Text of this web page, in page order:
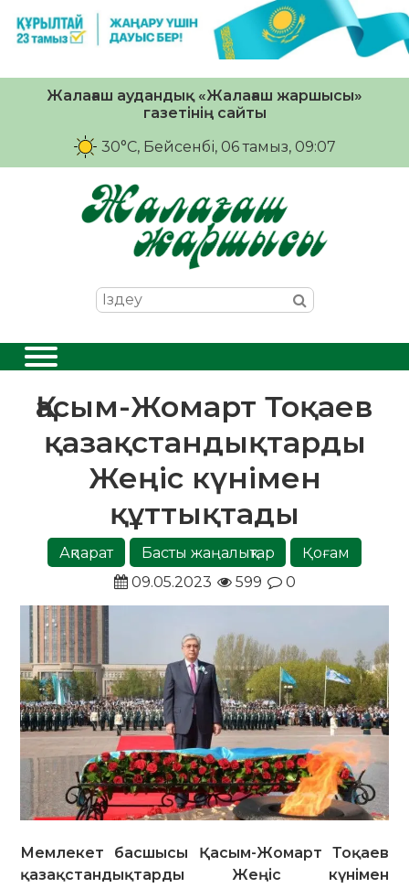
Жалағаш аудандық «Жалағаш жаршысы»
газетінің сайты
30°C, Бейсенбі, 06 тамыз, 09:07
Қасым-Жомарт Тоқаев
қазақстандықтарды
Жеңіс күнімен
құттықтады
Ақпарат Басты жаңалықтар
Қоғам
09.05.2023
599 0
Мемлекет басшысы Қасым-Жомарт Тоқаев
қазақстандықтарды Жеңіс күнімен